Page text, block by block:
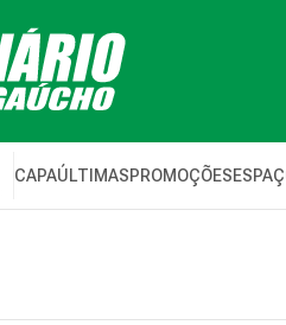
CAPAÚLTIMASPROMOÇÕES